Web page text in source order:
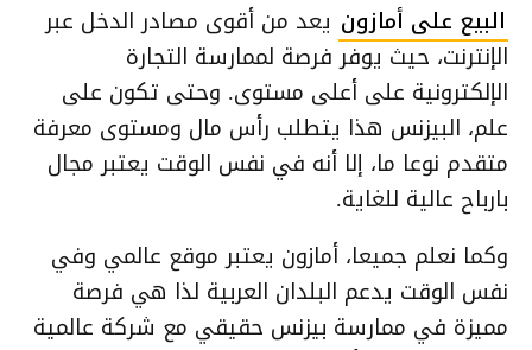
البيع على أمازون يعد من أقوى مصادر الدخل عبر
الإنترنت، حيث يوفر فرصة لممارسة التجارة
الإلكترونية على أعلى مستوى. وحتى تكون على
علم، البيزنس هذا يتطلب رأس مال ومستوى معرفة
متقدم نوعا ما، إلا أنه في نفس الوقت يعتبر مجال
بارباح عالية للغاية.
وكما نعلم جميعا، أمازون يعتبر موقع عالمي وفي
نفس الوقت يدعم البلدان العربية لذا هي فرصة
مميزة في ممارسة بيزنس حقيقي مع شركة عالمية